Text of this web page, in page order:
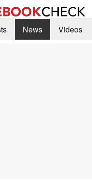
News
Videos